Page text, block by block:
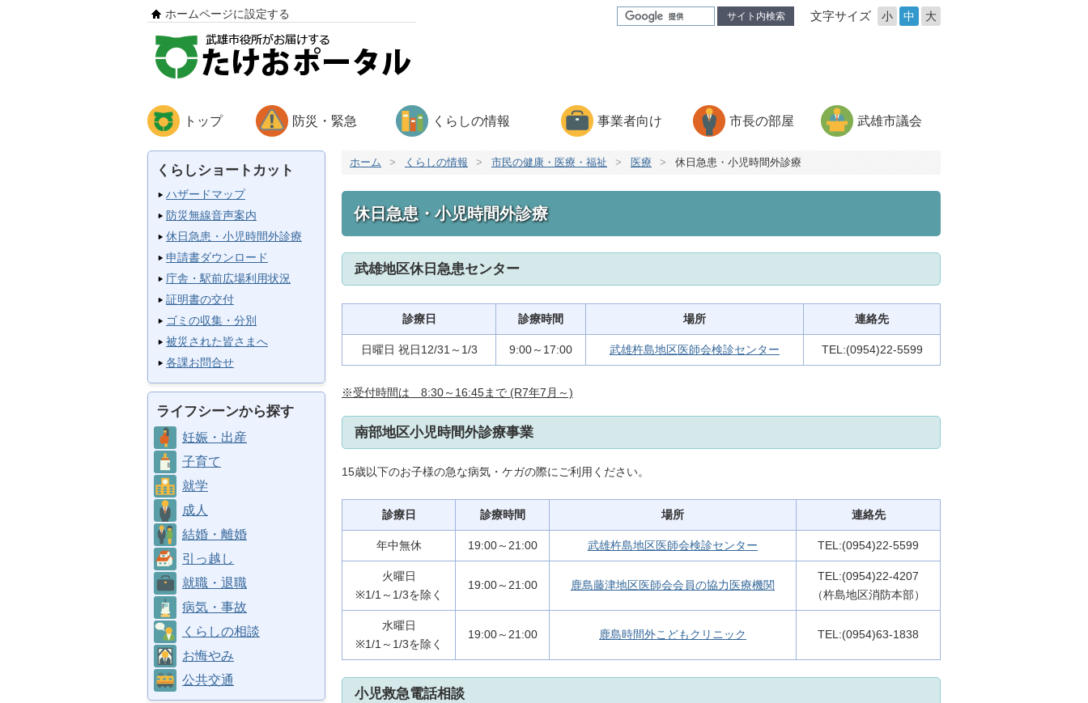
サイト内検索 文字サイズ 小 中 大
ホームページに設定する
トップ 防災・緊急 くらしの情報 事業者向け 市長の部屋 武雄市議会
くらしショートカット
ハザードマップ
防災無線音声案内
休日急患・小児時間外診療
申請書ダウンロード
庁舎・駅前広場利用状況
証明書の交付
ゴミの収集・分別
被災された皆さまへ
各課お問合せ
ライフシーンから探す
妊娠・出産
子育て
就学
成人
結婚・離婚
引っ越し
就職・退職
病気・事故
くらしの相談
お悔やみ
公共交通
ホーム > くらしの情報 > 市民の健康・医療・福祉 > 医療 > 休日急患・小児時間外診療
休日急患・小児時間外診療
武雄地区休日急患センター
診療日 診療時間 場所 連絡先
日曜日 祝日12/31～1/3 9:00～17:00 武雄杵島地区医師会検診センター TEL:(0954)22-5599
※受付時間は 8:30～16:45まで (R7年7月～)
南部地区小児時間外診療事業
15歳以下のお子様の急な病気・ケガの際にご利用ください。
診療日 診療時間 場所 連絡先
年中無休 19:00～21:00 武雄杵島地区医師会検診センター TEL:(0954)22-5599
火曜日
※1/1～1/3を除く
19:00～21:00 鹿島藤津地区医師会会員の協力医療機関
TEL:(0954)22-4207
（杵島地区消防本部）
水曜日
※1/1～1/3を除く
19:00～21:00 鹿島時間外こどもクリニック TEL:(0954)63-1838
小児救急電話相談